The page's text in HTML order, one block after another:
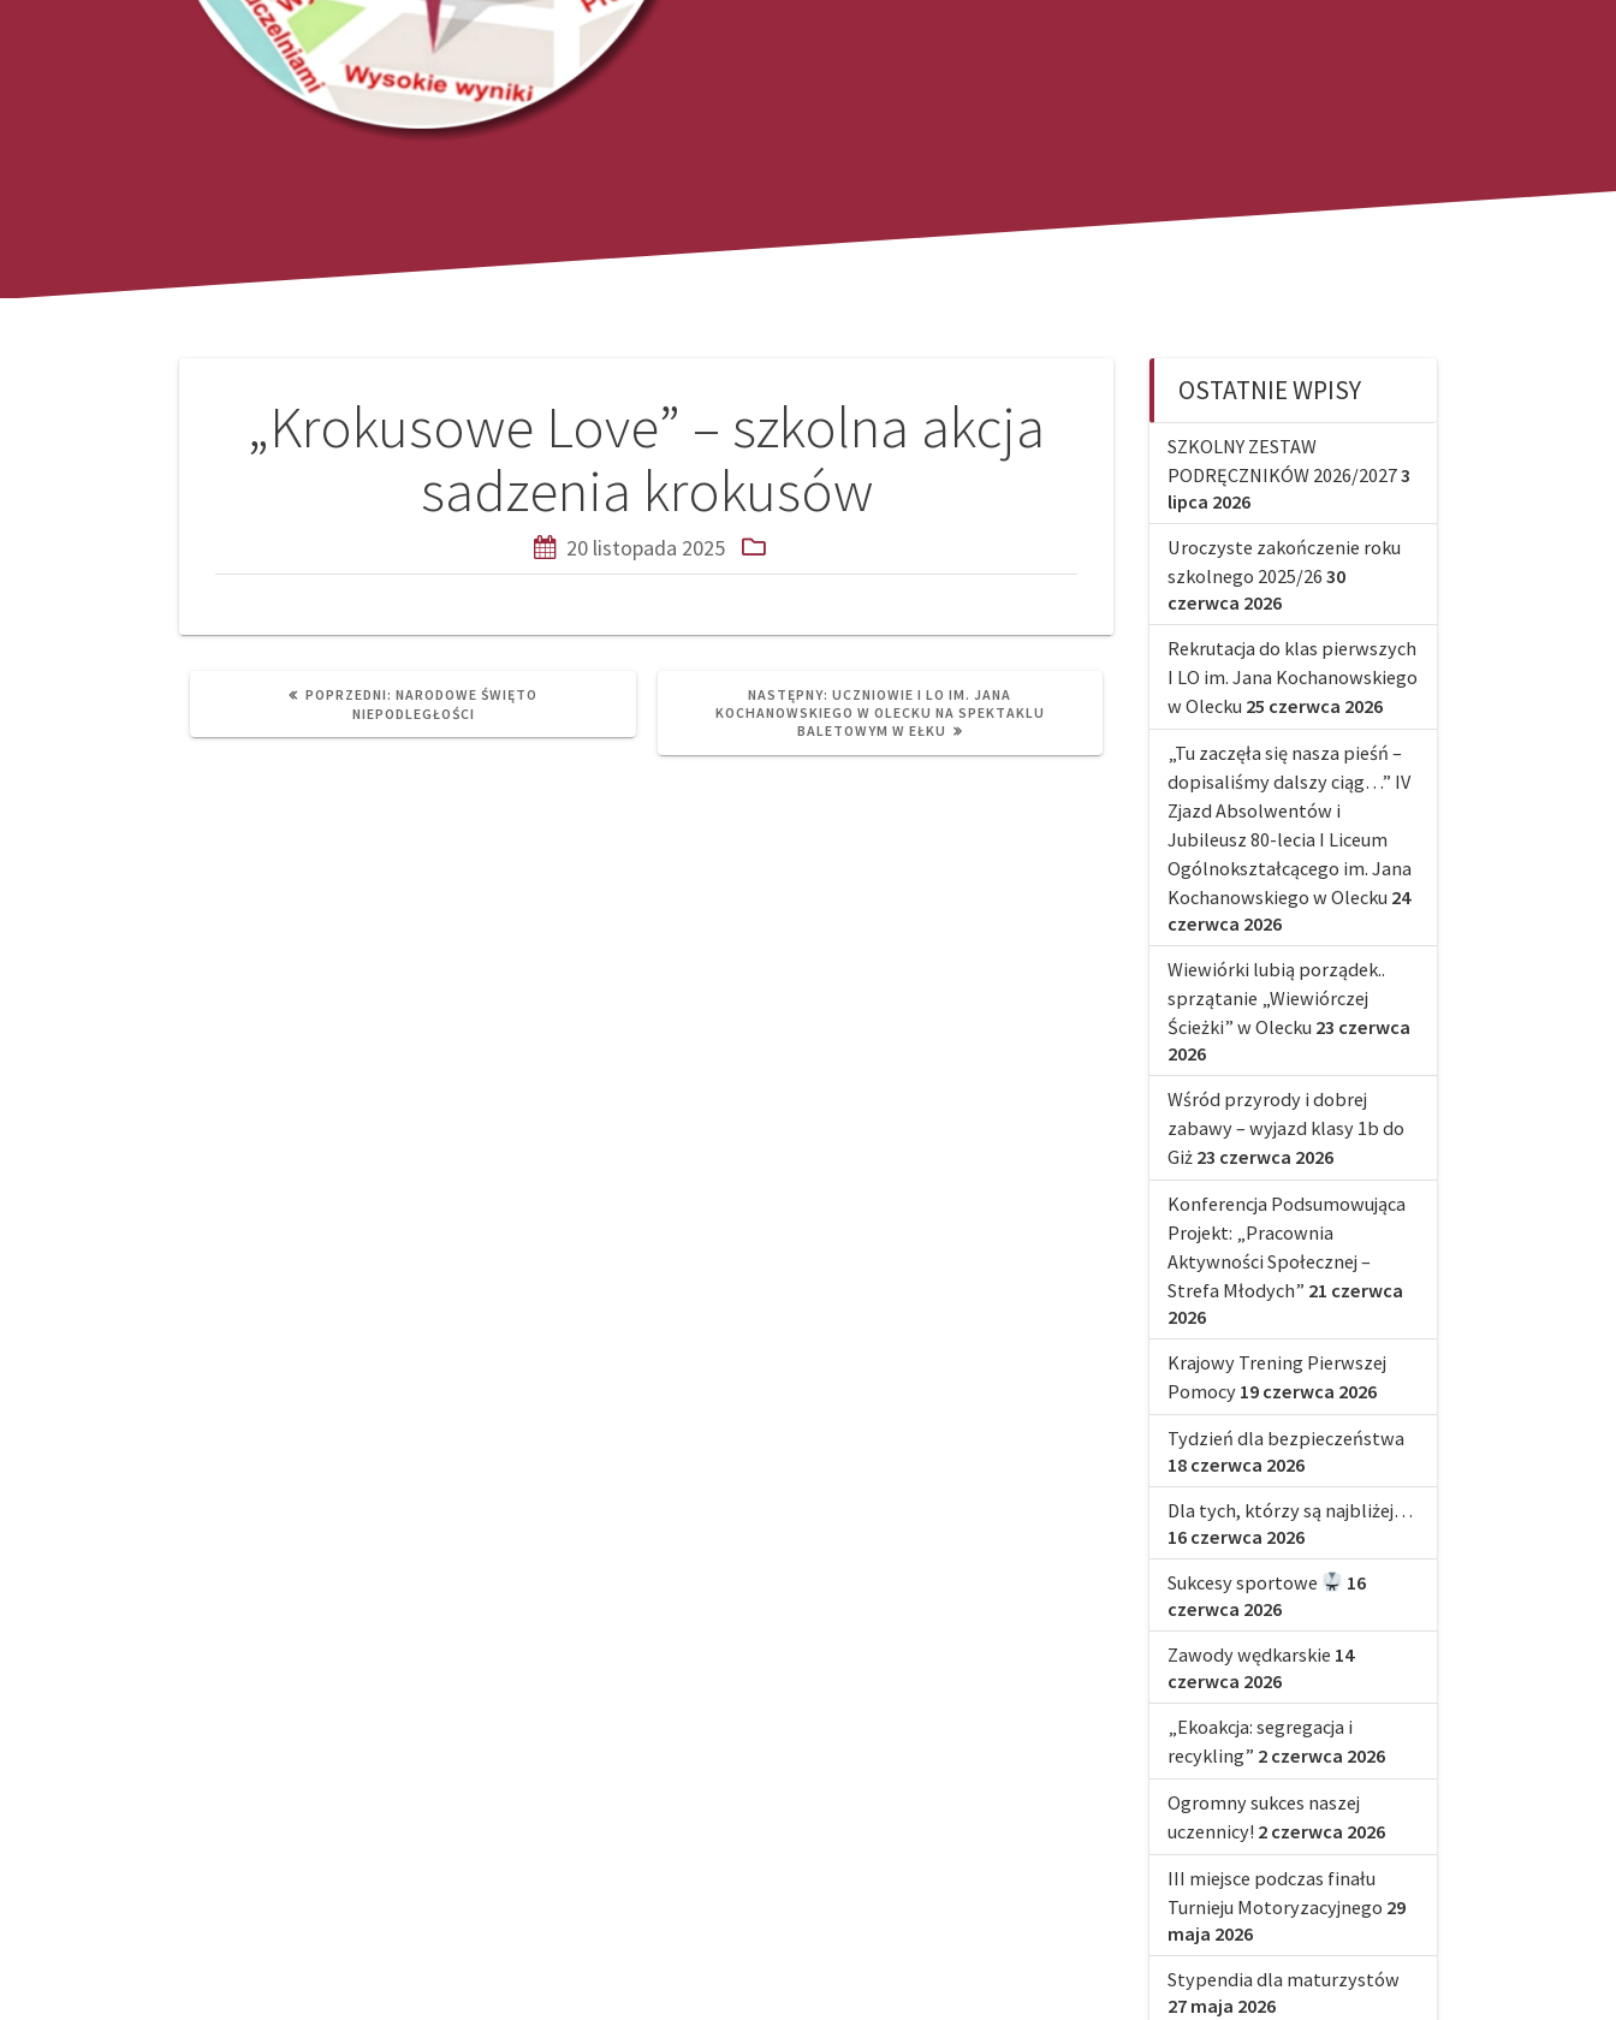
„Krokusowe Love” – szkolna akcja
sadzenia krokusów
20 listopada 2025
Nawigacja
POPRZEDNI: PREVIOUS
POST:
NARODOWE ŚWIĘTO
NIEPODLEGŁOŚCI
NASTĘPNY: NEXT
POST:
UCZNIOWIE I LO IM. JANA
KOCHANOWSKIEGO W OLECKU NA SPEKTAKLU
BALETOWYM W EŁKU
OSTATNIE WPISY
SZKOLNY ZESTAW
PODRĘCZNIKÓW 2026/20273
lipca 2026
Uroczyste zakończenie roku
szkolnego 2025/26 30
czerwca 2026
Rekrutacja do klas pierwszych
I LO im. Jana Kochanowskiego
w Olecku 25 czerwca 2026
„Tu zaczęła się nasza pieśń –
dopisaliśmy dalszy ciąg…” IV
Zjazd Absolwentów i
Jubileusz 80-lecia I Liceum
Ogólnokształcącego im. Jana
Kochanowskiego w Olecku 24
czerwca 2026
Wiewiórki lubią porządek..
sprzątanie „Wiewiórczej
Ścieżki” w Olecku 23 czerwca
2026
Wśród przyrody i dobrej
zabawy – wyjazd klasy 1b do
Giż 23 czerwca 2026
Konferencja Podsumowująca
Projekt: „Pracownia
Aktywności Społecznej –
Strefa Młodych” 21 czerwca
2026
Krajowy Trening Pierwszej
Pomocy 19 czerwca 2026
Tydzień dla bezpieczeństwa
18 czerwca 2026
Dla tych, którzy są najbliżej…
16 czerwca 2026
Sukcesy sportowe
16
czerwca 2026
Zawody wędkarskie 14
czerwca 2026
„Ekoakcja: segregacja i
recykling” 2 czerwca 2026
Ogromny sukces naszej
uczennicy! 2 czerwca 2026
III miejsce podczas finału
Turnieju Motoryzacyjnego 29
maja 2026
Stypendia dla maturzystów
27 maja 2026